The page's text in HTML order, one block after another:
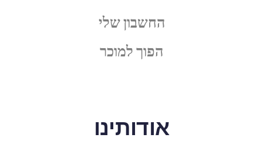
החשבון שלי
הפוך למוכר
אודותינו